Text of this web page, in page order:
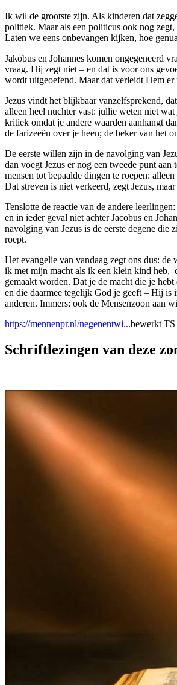
Ik wil de grootste zijn. Als kinderen dat
politiek. Maar als een politicus ook nog
Laten we eens onbevangen kijken, hoe
Jakobus en Johannes komen ongegeneerd
vraag. Hij zegt niet – en dat is voor ons
wordt uitgeoefend. Maar dat verleidt Hem er
Jezus vindt het blijkbaar vanzelfsprekend,
alleen heel nuchter vast: jullie weten niet
kritiek omdat je andere waarden aanhangt
de farizeeën over je heen; de beker van het
De eerste willen zijn in de navolging van
dan voegt Jezus er nog een tweede punt
mensen tot bepaalde dingen te roepen:
Dat streven is niet verkeerd, zegt Jezus,
Tenslotte de reactie van de andere
en in ieder geval niet achter Jacobus en
navolging van Jezus is de eerste degene
roept.
Het evangelie van vandaag zegt ons dus:
ik met mijn macht als ik een klein kind heb,
gemaakt worden. Dat je de macht die je
en die daarmee tegelijk God je geeft – Hij is
anderen. Immers: ook de Mensenzoon aan
https://mennenpr.nl/negenentwi...bewerkt TS
Schriftlezingen van deze